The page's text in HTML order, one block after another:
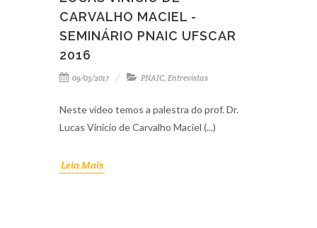
CARVALHO MACIEL -
SEMINÁRIO PNAIC UFSCAR
2016
09/05/2017 PNAIC, Entrevistas
Neste vídeo temos a palestra do prof. Dr.
Lucas Vinicio de Carvalho Maciel (...)
Leia Mais